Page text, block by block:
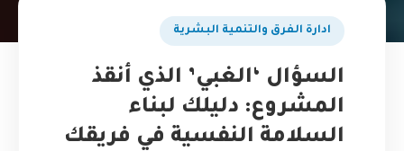
ادارة الفرق والتنمية البشرية
السؤال ‘الغبي’ الذي أنقذ
المشروع: دليلك لبناء
السلامة النفسية في فريقك